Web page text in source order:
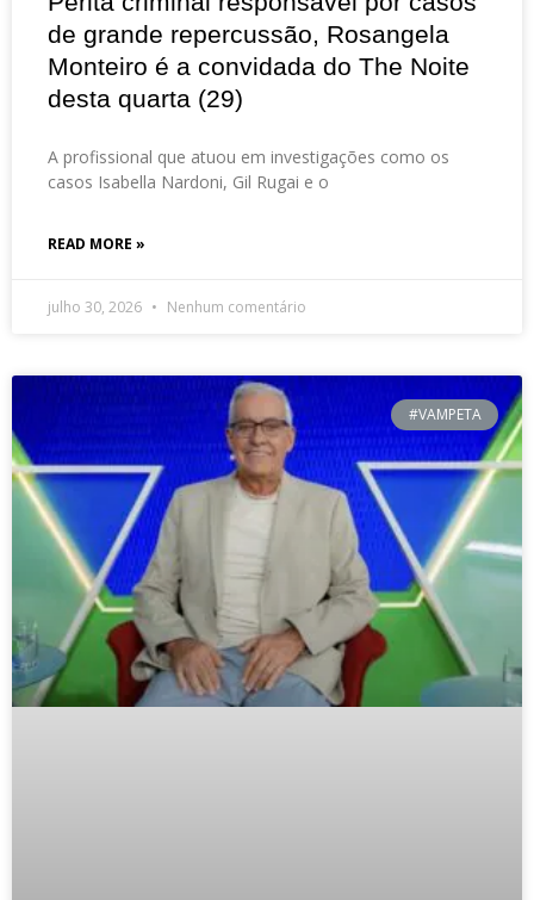
de grande repercussão, Rosangela
Monteiro é a convidada do The Noite
desta quarta (29)
A profissional que atuou em investigações como os
casos Isabella Nardoni, Gil Rugai e o
READ MORE »
julho 30, 2026 Nenhum comentário
#VAMPETA